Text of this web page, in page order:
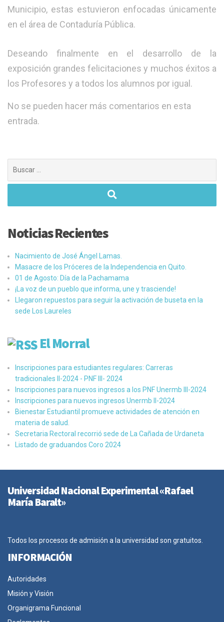
Municipio, estas estuvieron enfocadas únicamente
en el área de Contaduría Pública.
Deseando finalmente en el desarrollo de la
exposición grandes felicitaciones y muchos éxitos a
los Profesores y a todos los alumnos por igual.
No se pueden hacer más comentarios en esta
entrada.
Noticias Recientes
Nacimiento de José Ángel Lamas.
Masacre de los Próceres de la Independencia en Quito.
01 de Agosto: Día de la Pachamama
¡La voz de un pueblo que informa, une y trasciende!
Llegaron repuestos para seguir la activación de buseta en la
sede Los Laureles
El Morral
Inscripciones para estudiantes regulares: Carreras
tradicionales II-2024 - PNF III- 2024
Inscripciones para nuevos ingresos a los PNF Unermb III-2024
Inscripciones para nuevos ingresos Unermb II-2024
Bienestar Estudiantil promueve actividades de atención en
materia de salud.
Secretaria Rectoral recorrió sede de La Cañada de Urdaneta
Listado de graduandos Coro 2024
Universidad Nacional Experimental «Rafael
María Baralt»
Todos los procesos de admisión a la universidad son gratuitos.
INFORMACIÓN
Autoridades
Misión y Visión
Organigrama Funcional